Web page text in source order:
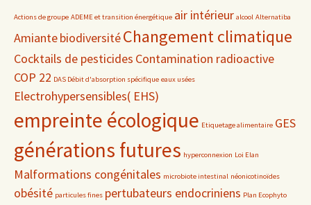
Actions de groupe ADEME et transition énergétique air intérieur alcool Alternatiba
AmiantebiodiversitéChangement climatique
Cocktails de pesticides Contamination radioactive
COP 22 DAS Débit d'absorption spécifique eaux usées
Electrohypersensibles( EHS)
empreinte écologique Etiquetage alimentaire GES
générations futures hyperconnexion Loi Elan
Malformations congénitales microbiote intestinal néonicotinoïdes
obésité particules fines pertubateurs endocriniens Plan Ecophyto